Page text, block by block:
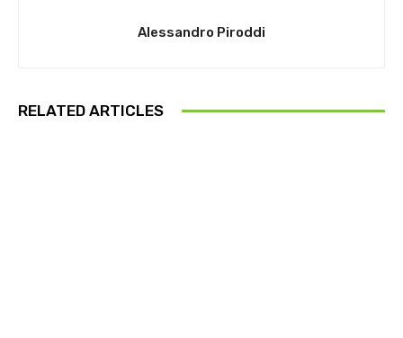
Alessandro Piroddi
RELATED ARTICLES